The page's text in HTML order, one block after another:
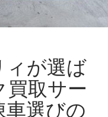
ィが選ば
買取サー
車選びの